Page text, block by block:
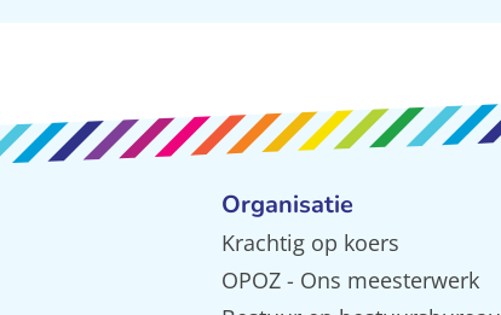
Organisatie
Krachtig op koers
OPOZ - Ons meesterwerk